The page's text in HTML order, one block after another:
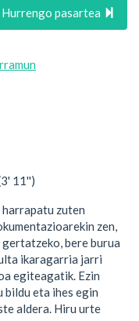
Hurrengo pasartea
11'')
zuten
zen,
bere burua
ikaragarria jarri
egiteagatik. Ezin
bildu eta ihes egin
aldera. Hiru urte